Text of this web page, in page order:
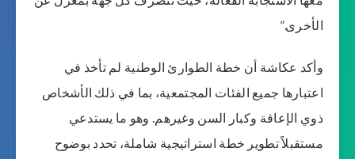
الأخرى.”
وأكد عكاشة أن خطة الطوارئ الوطنية لم تأخذ في
اعتبارها جميع الفئات المجتمعية، بما في ذلك الأشخاص
ذوي الإعاقة وكبار السن وغيرهم. وهو ما يستدعي
مستقبلاً تطوير خطة استراتيجية شاملة، تحدد بوضوح